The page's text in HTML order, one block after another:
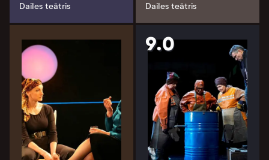
Dailes teātris Dailes teātris
9.0